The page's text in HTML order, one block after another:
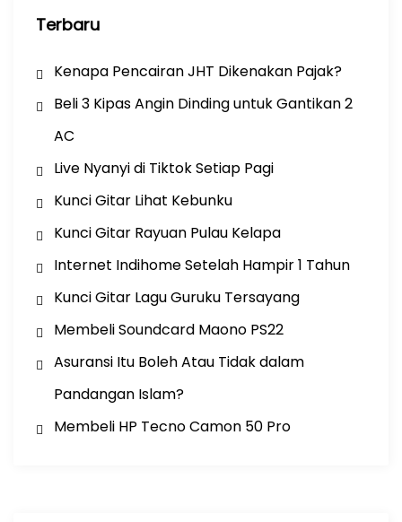
Terbaru
Kenapa Pencairan JHT Dikenakan Pajak?
Beli 3 Kipas Angin Dinding untuk Gantikan 2
AC
Live Nyanyi di Tiktok Setiap Pagi
Kunci Gitar Lihat Kebunku
Kunci Gitar Rayuan Pulau Kelapa
Internet Indihome Setelah Hampir 1 Tahun
Kunci Gitar Lagu Guruku Tersayang
Membeli Soundcard Maono PS22
Asuransi Itu Boleh Atau Tidak dalam
Pandangan Islam?
Membeli HP Tecno Camon 50 Pro